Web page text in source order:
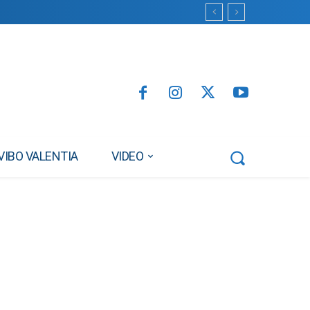
VALENTIA VIDEO